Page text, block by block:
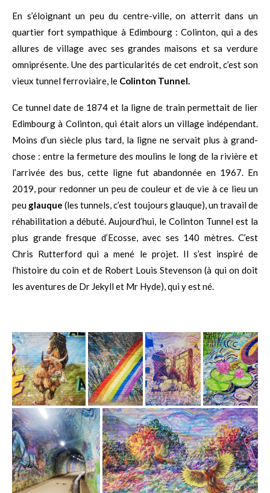
En s’éloignant un peu du centre-ville, on atterrit dans un
quartier fort sympathique à Edimbourg : Colinton, qui a des
allures de village avec ses grandes maisons et sa verdure
omniprésente. Une des particularités de cet endroit, c’est son
vieux tunnel ferroviaire, le Colinton Tunnel.
Ce tunnel date de 1874 et la ligne de train permettait de lier
Edimbourg à Colinton, qui était alors un village indépendant.
Moins d’un siècle plus tard, la ligne ne servait plus à grand-
chose : entre la fermeture des moulins le long de la rivière et
l’arrivée des bus, cette ligne fut abandonnée en 1967. En
2019, pour redonner un peu de couleur et de vie à ce lieu un
peu glauque (les tunnels, c’est toujours glauque), un travail de
réhabilitation a débuté. Aujourd’hui, le Colinton Tunnel est la
plus grande fresque d’Ecosse, avec ses 140 mètres. C’est
Chris Rutterford qui a mené le projet. Il s’est inspiré de
l’histoire du coin et de Robert Louis Stevenson (à qui on doit
les aventures de Dr Jekyll et Mr Hyde), qui y est né.